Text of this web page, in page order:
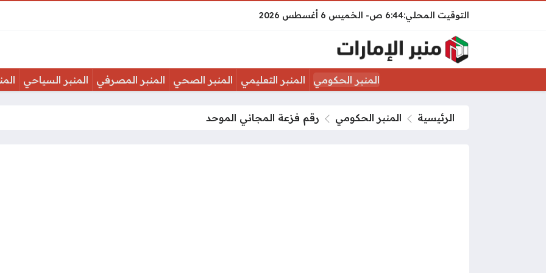
6:44 ص الخميس 6 أغسطس 2026
المنبر الحكومي المنبر التعليمي المنبر الصحي المنبر المصرفي المنبر السياحي
الرئيسية المنبر الحكومي رقم فزعة المجاني الموحد